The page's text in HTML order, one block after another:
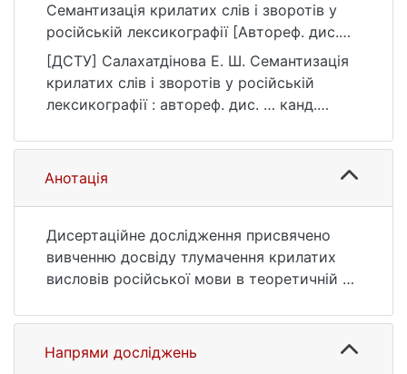
Семантизація крилатих слів і зворотів у
російській лексикографії [Автореф. дис.
канд. філол. наук, Київський національний
університет імені Тараса Шевченка].
eKNUTSHIR.
https://ir.library.knu.ua/handle/123456789/18
96
[ДСТУ] Салахатдінова Е. Ш. Семантизація
крилатих слів і зворотів у російській
лексикографії : автореф. дис. … канд.
2016. 22 с. URL:
https://ir.library.knu.ua/handle/123456789/18
96 (дата звернення: 25.07.2026).
Анотація
Дисертаційне дослідження присвячено
вивченню досвіду тлумачення крилатих
висловів російської мови в теоретичній та
розробці способів семантизації цих
мовних одиниць з урахуванням сучасних
вимог.
Напрями досліджень